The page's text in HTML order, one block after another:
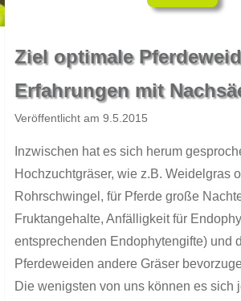
​Ziel optimale
Erfahrungen mit
​Veröffentlicht am ​​​​​​9.​​​​5.201​​​​​5
Inzwischen hat es sich herum
Hochzuchtgräser, wie z.B. Weidelgras
Rohrschwingel, für Pferde große
Fruktangehalte, Anfälligkeit für
entsprechenden Endophytengifte) und
Pferdeweiden andere Gräser
Die wenigsten von uns können es sich